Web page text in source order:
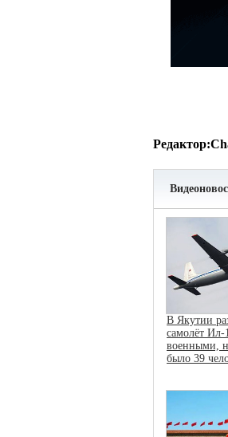
Редактор:
В Якутии
самолёт Ил-
военными,
было 39